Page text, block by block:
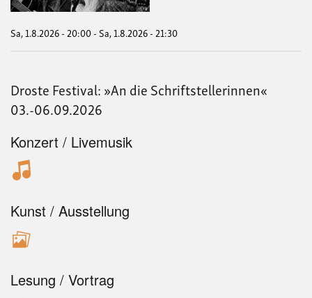
Sa, 1.8.2026 - 20:00-Sa, 1.8.2026 - 21:30
Droste Festival: »An die Schriftstellerinnen«
03.-06.09.2026
Konzert / Livemusik
Kunst / Ausstellung
Lesung / Vortrag